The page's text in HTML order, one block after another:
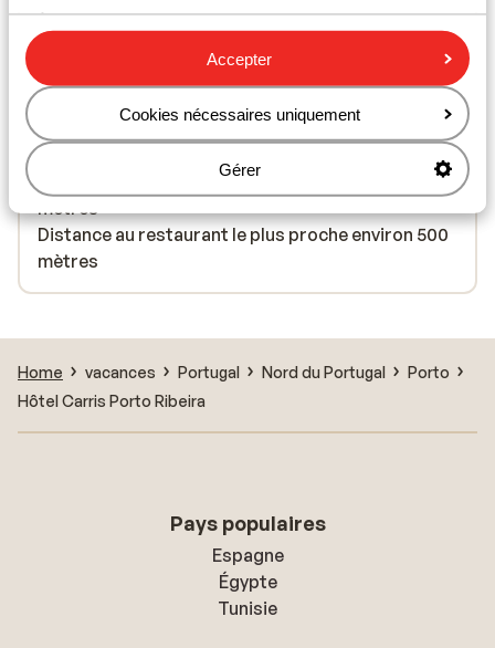
Accepter
Cookies nécessaires uniquement
Gérer
À la périphérie
Distance de l'aéroport environ 16 kilomètres
Distance jusqu'à la gare environ 900 mètres
Distance aux magasins les plus proches environ 2
kilomètres
Distance à la supérette la plus proche environ 500
mètres
Distance au restaurant le plus proche environ 500
mètres
Home vacances Portugal Nord du Portugal
Porto
Hôtel Carris Porto Ribeira
Pays populaires
Espagne
Égypte
Tunisie